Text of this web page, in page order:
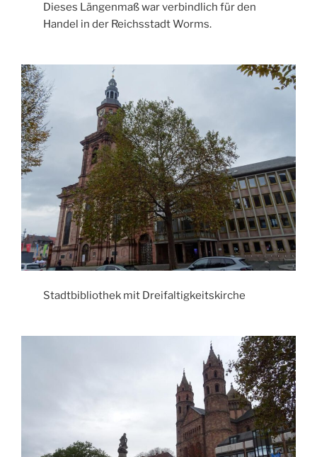
Dieses Längenmaß war verbindlich für den
Handel in der Reichsstadt Worms.
Stadtbibliothek mit Dreifaltigkeitskirche